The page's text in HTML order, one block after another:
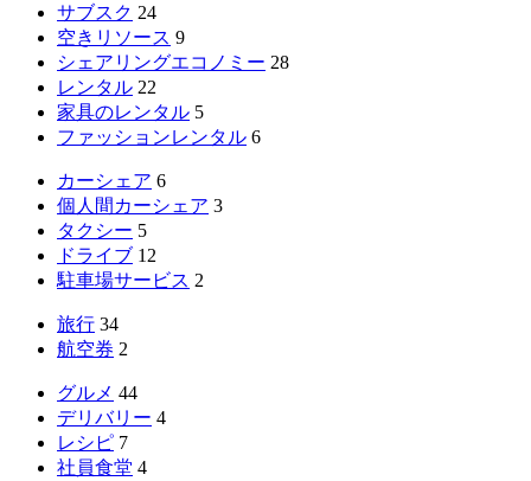
サブスク 24
空きリソース 9
シェアリングエコノミー 28
レンタル 22
家具のレンタル 5
ファッションレンタル 6
カーシェア 6
個人間カーシェア 3
タクシー 5
ドライブ 12
駐車場サービス 2
旅行 34
航空券 2
グルメ 44
デリバリー 4
レシピ 7
社員食堂 4